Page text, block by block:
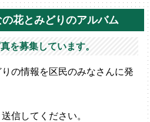
花とみどりのアルバム
を募集しています。
の情報を区民のみなさんに発
信してください。